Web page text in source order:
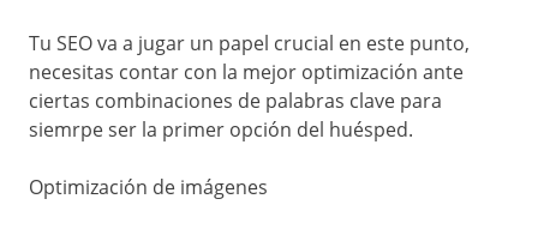
Tu SEO va a jugar un papel crucial en este punto,
necesitas contar con la mejor optimización ante
ciertas combinaciones de palabras clave para
siemrpe ser la primer opción del huésped.
Optimización de imágenes